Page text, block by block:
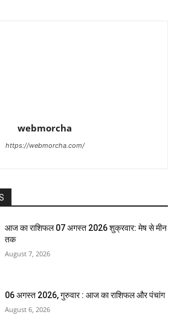
webmorcha
https://webmorcha.com/
आज का राशिफल 07 अगस्त 2026 शुक्रवार: मेष से मीन
तक
August 7, 2026
06 अगस्त 2026, गुरुवार : आज का राशिफल और पंचांग
August 6, 2026